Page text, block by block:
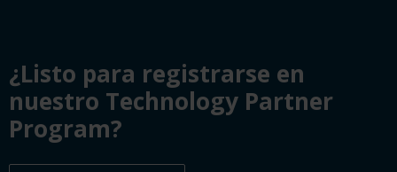
¿Listo para registrarse en
nuestro Technology Partner
Program?